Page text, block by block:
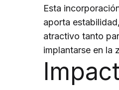
Esta
aporta
atractivo tanto
implantarse en la